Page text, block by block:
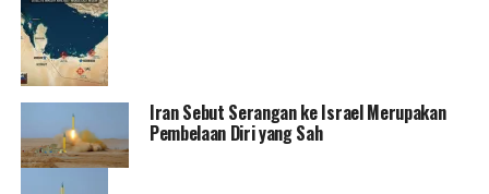
Iran Sebut Serangan ke Israel Merupakan
Pembelaan Diri yang Sah